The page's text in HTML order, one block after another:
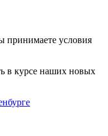
принимаете условия
в курсе наших новых